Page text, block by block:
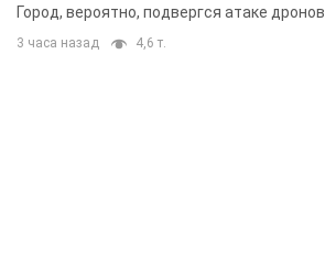
Город, вероятно, подвергся атаке дронов
3 часа назад 4,6 т.